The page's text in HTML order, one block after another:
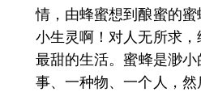
情，由蜂蜜想到酿蜜的蜜
小生灵啊！对人无所求，
最甜的生活。蜜蜂是渺小
事、一种物、一个人，然